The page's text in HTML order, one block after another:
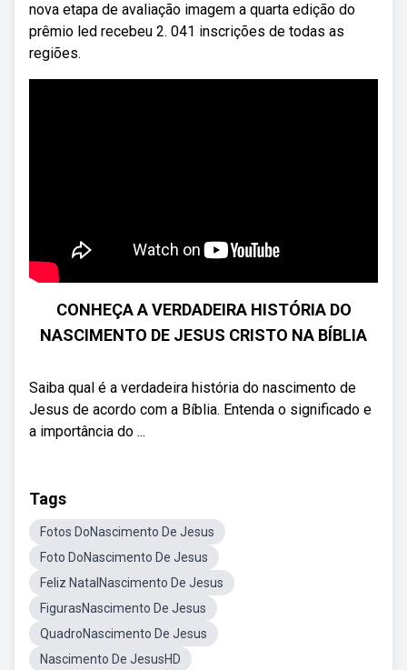
nova etapa de avaliação imagem a quarta edição do
prêmio led recebeu 2. 041 inscrições de todas as
regiões.
CONHEÇA A VERDADEIRA HISTÓRIA DO
NASCIMENTO DE JESUS CRISTO NA BÍBLIA
Saiba qual é a verdadeira história do nascimento de
Jesus de acordo com a Bíblia. Entenda o significado e
a importância do ...
Tags
Fotos DoNascimento De Jesus
Foto DoNascimento De Jesus
Feliz NatalNascimento De Jesus
FigurasNascimento De Jesus
QuadroNascimento De Jesus
Nascimento De JesusHD